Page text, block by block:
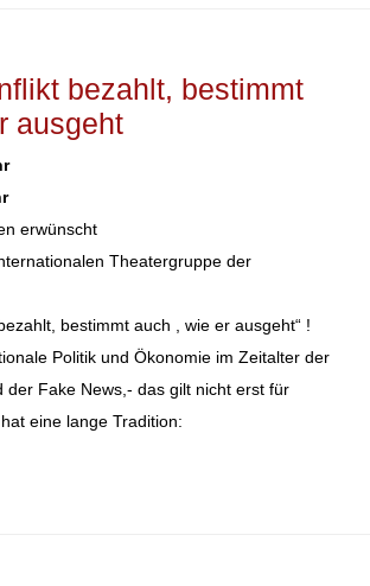
bezahlt, bestimmt
ausgeht
erwünscht
Theatergruppe der
bestimmt auch , wie er ausgeht“ !
Politik und Ökonomie im Zeitalter der
der Fake News,- das gilt nicht erst für
eine lange Tradition: